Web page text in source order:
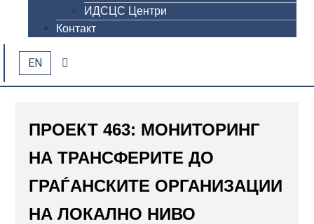
ИДСЦС Центри
Контакт
EN
ПРОЕКТ 463: МОНИТОРИНГ
НА ТРАНСФЕРИТЕ ДО
ГРАЃАНСКИТЕ ОРГАНИЗАЦИИ
НА ЛОКАЛНО НИВО